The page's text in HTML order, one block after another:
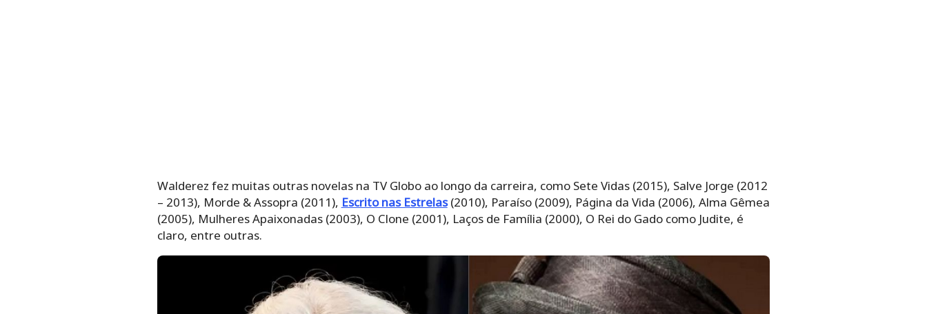
Walderez fez muitas outras novelas na TV Globo ao longo da carreira, como Sete Vidas (2015), Salve Jorge (2012
– 2013), Morde & Assopra (2011), Escrito nas Estrelas(2010), Paraíso (2009), Página da Vida (2006), Alma Gêmea
(2005), Mulheres Apaixonadas (2003), O Clone (2001), Laços de Família (2000), O Rei do Gado como Judite, é
claro, entre outras.